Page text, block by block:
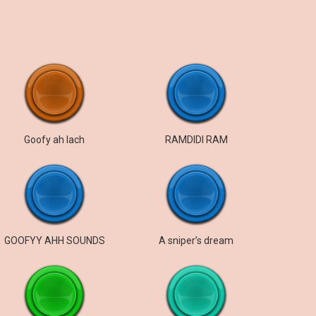
Goofy ah lach RAMDIDI RAM
GOOFYY AHH SOUNDS A sniper’s dream